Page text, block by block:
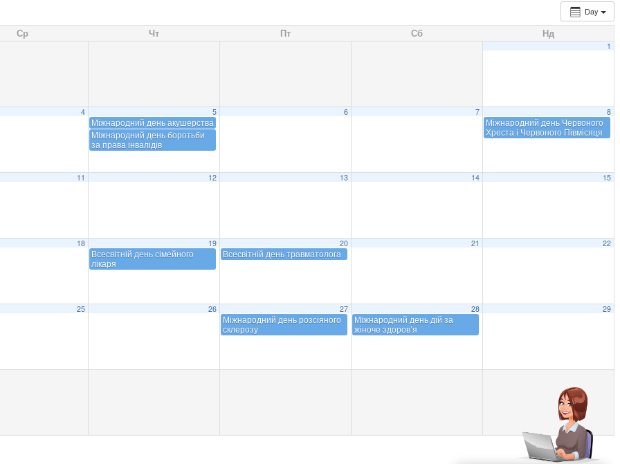
Day
Ср Чт Пт Сб Нд
1
4 5
Міжнародний день акушерства
Міжнародний день боротьби
за права інвалідів
6 7 8
Міжнародний день Червоного
Хреста і Червоного Півмісяця
11 12 13 14 15
18 19
Всесвітній день сімейного
лікаря
20
Всесвітній день травматолога
21 22
25 26 27
Міжнародний день розсіяного
склерозу
28
Міжнародний день дій за
жіноче здоров’я
29